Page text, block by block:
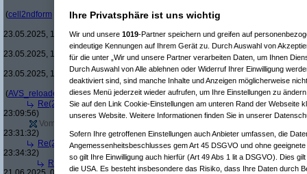
(cell2ndform am 26.05.2025, 17:51:42)
23.05.2025, 13:28:41)
Re(5): Wie kauft ihr kosteneffizient und trotzdem halbwegs
23.05.2025, 13:31:38)
Re(6): Wie kauft ihr kosteneffizient und trotzdem halbwegs
23.05.2025, 15:11:57)
Re(7): Wie kauft ihr kosteneffizient und trotzdem
(AVS_reloaded
am 23.05.2025, 15:22:25)
Re(2): Wie kauft ihr kosteneffizient und trotzdem halbwegs
23:09:56)
Vom Autor zurückgezogen oder Autor hat seine Registrierung nicht
23:31:32)
Re(2): Wie kauft ihr kosteneffizient und trotzdem halbwegs
23:34:32)
Re(3): Wie kauft ihr kosteneffizient und trotzdem halbwegs
Ihre Privatsphäre ist uns wichtig
Wir und unsere 1019-Partner speichern und greifen auf
eindeutige Kennungen auf Ihrem Gerät zu. Durch Auswahl von
für die unter „Wir und unsere Partner verarbeiten Daten, um Ihnen
Durch Auswahl von Alle ablehnen oder Widerruf Ihrer Einwilligung
deaktiviert sind, sind manche Inhalte und Anzeigen möglicherweise
dieses Menü jederzeit wieder aufrufen, um Ihre Einstellungen zu
Sie auf den Link Cookie-Einstellungen am unteren Rand der Webseite
unseres Website. Weitere Informationen finden Sie in unserer
Sofern Ihre getroffenen Einstellungen auch Anbieter umfassen, die
Angemessenheitsbeschlusses gem Art 45 DSGVO und ohne
so gilt Ihre Einwilligung auch hierfür (Art 49 Abs 1 lit a DSGVO). Dies
die USA. Es besteht insbesondere das Risiko, dass Ihre Daten durch